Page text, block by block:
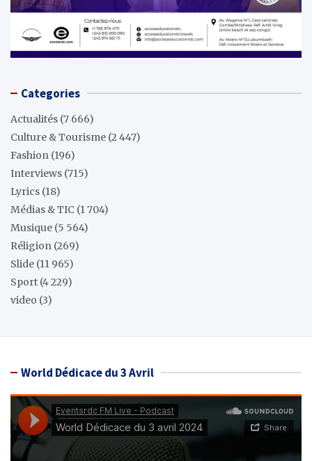
Categories
Actualités (7 666)
Culture & Tourisme (2 447)
Fashion (196)
Interviews (715)
Lyrics (18)
Médias & TIC (1 704)
Musique (5 564)
Réligion (269)
Slide (11 965)
Sport (4 229)
video (3)
World Dédicace du 3 Avril